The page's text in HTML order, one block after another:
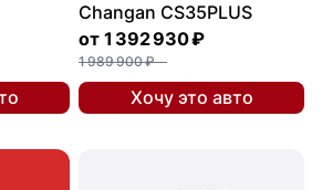
Changan CS35PLUS
от 1 392 930 ₽
1 989 900 ₽
Хочу это авто